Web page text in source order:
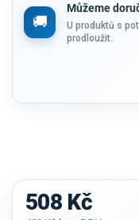
Můžeme
U produktů s
prodloužit.
508 Kč